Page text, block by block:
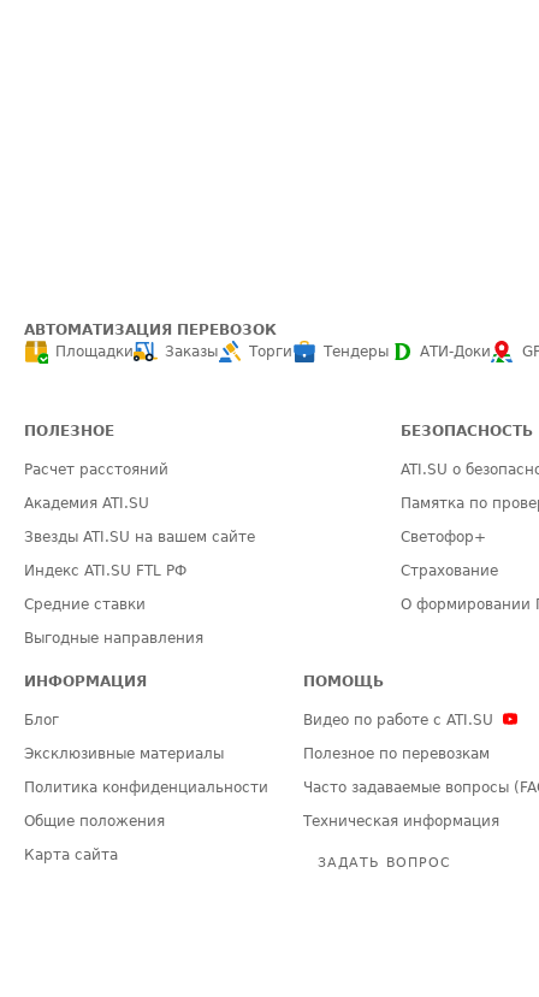
АВТОМАТИЗАЦИЯ ПЕРЕВОЗОК
Площадки
Заказы Торги Тендеры АТИ-Доки
ПОЛЕЗНОЕ
Расчет расстояний
Академия ATI.SU
Звезды ATI.SU на вашем сайте
Индекс ATI.SU FTL РФ
Средние ставки
Выгодные направления
БЕЗОПАСНОСТЬ
ATI.SU о
Памятка по
Светофор+
Страхование
О формировании
ИНФОРМАЦИЯ
Блог
Эксклюзивные материалы
Политика конфиденциальности
Общие положения
Карта сайта
ПОМОЩЬ
Видео по работе с ATI.SU
Полезное по перевозкам
Часто задаваемые вопросы
Техническая информация
ЗАДАТЬ ВОПРОС